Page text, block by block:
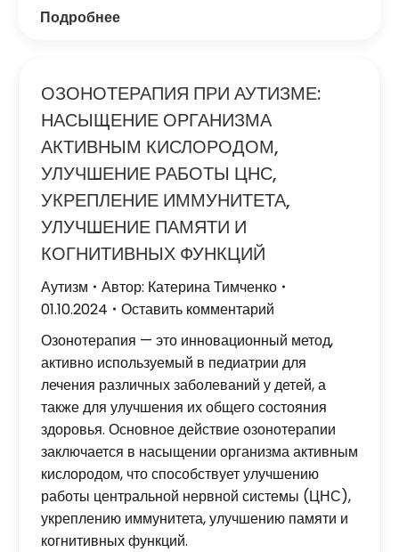
Подробнее
ОЗОНОТЕРАПИЯ ПРИ АУТИЗМЕ:
НАСЫЩЕНИЕ ОРГАНИЗМА
АКТИВНЫМ КИСЛОРОДОМ,
УЛУЧШЕНИЕ РАБОТЫ ЦНС,
УКРЕПЛЕНИЕ ИММУНИТЕТА,
УЛУЧШЕНИЕ ПАМЯТИ И
КОГНИТИВНЫХ ФУНКЦИЙ
Аутизм Автор: Катерина Тимченко
01.10.2024
Оставить комментарий
Озонотерапия — это инновационный метод,
активно используемый в педиатрии для
лечения различных заболеваний у детей, а
также для улучшения их общего состояния
здоровья. Основное действие озонотерапии
заключается в насыщении организма активным
кислородом, что способствует улучшению
работы центральной нервной системы (ЦНС),
укреплению иммунитета, улучшению памяти и
когнитивных функций.